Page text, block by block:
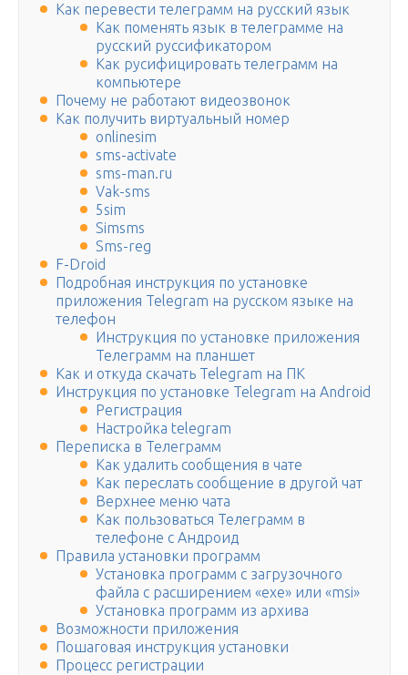
Как перевести телеграмм на русский язык
Как поменять язык в телеграмме на
русский руссификатором
Как русифицировать телеграмм на
компьютере
Почему не работают видеозвонок
Как получить виртуальный номер
onlinesim
sms-activate
sms-man.ru
Vak-sms
5sim
Simsms
Sms-reg
F-Droid
Подробная инструкция по установке
приложения Telegram на русском языке на
телефон
Инструкция по установке приложения
Телеграмм на планшет
Как и откуда скачать Telegram на ПК
Инструкция по установке Telegram на Android
Регистрация
Настройка telegram
Переписка в Телеграмм
Как удалить сообщения в чате
Как переслать сообщение в другой чат
Верхнее меню чата
Как пользоваться Телеграмм в
телефоне с Андроид
Правила установки программ
Установка программ с загрузочного
файла с расширением «exe» или «msi»
Установка программ из архива
Возможности приложения
Пошаговая инструкция установки
Процесс регистрации